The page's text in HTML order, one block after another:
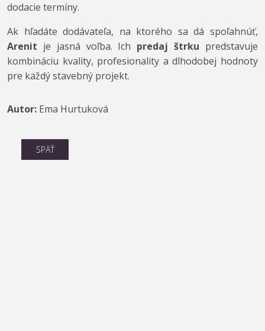
dodacie termíny.
Ak hľadáte dodávateľa, na ktorého sa dá spoľahnúť,
Arenit je jasná voľba. Ich predaj štrku predstavuje
kombináciu kvality, profesionality a dlhodobej hodnoty
pre každý stavebný projekt.
Autor: Ema Hurtuková
SPÄŤ